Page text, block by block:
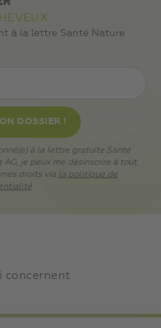
à la lettre Santé Nature
à la lettre gratuite Santé
je peux me désinscrire à tout
droits via la politique de
concernent